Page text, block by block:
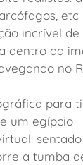
etc
incrível
dentro da
no
para
um egípcio
a tumba